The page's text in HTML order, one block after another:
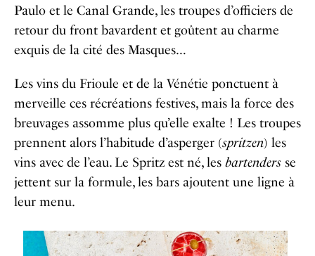
Paulo et le Canal Grande, les troupes d’officiers de
retour du front bavardent et goûtent au charme
exquis de la cité des Masques…
Les vins du Frioule et de la Vénétie ponctuent à
merveille ces récréations festives, mais la force des
breuvages assomme plus qu’elle exalte ! Les troupes
prennent alors l’habitude d’asperger (spritzen) les
vins avec de l’eau. Le Spritz est né, les bartenders se
jettent sur la formule, les bars ajoutent une ligne à
leur menu.